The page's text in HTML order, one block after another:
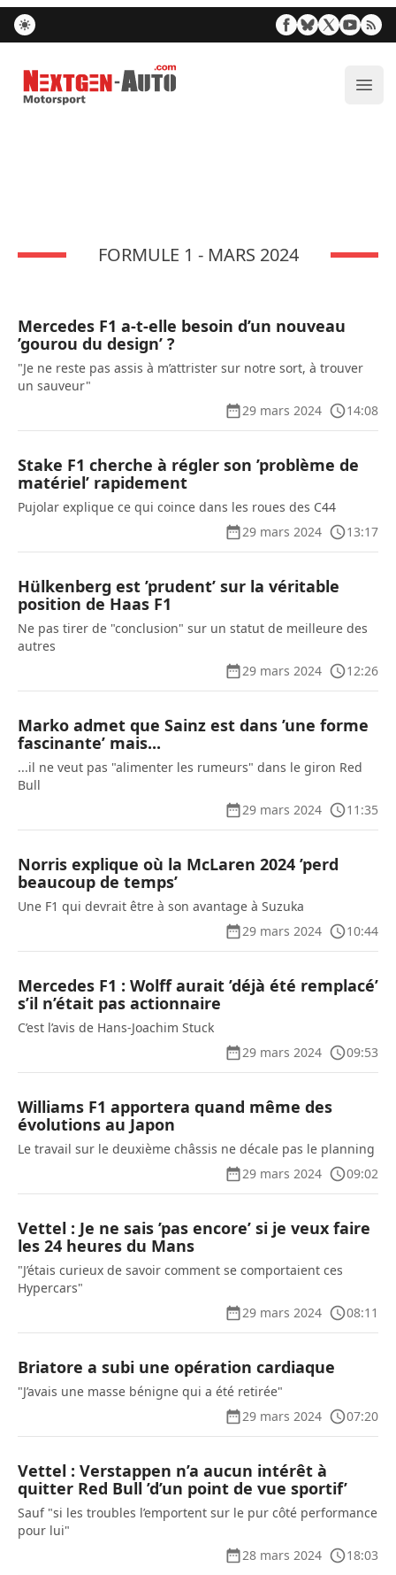
Nextgen-Auto.com
FORMULE 1 - MARS 2024
Mercedes F1 a-t-elle besoin d’un nouveau
’gourou du design’ ?
"Je ne reste pas assis à m’attrister sur notre sort, à trouver
un sauveur"
29 mars 2024
14:08
Stake F1 cherche à régler son ’problème de
matériel’ rapidement
Pujolar explique ce qui coince dans les roues des C44
29 mars 2024
13:17
Hülkenberg est ’prudent’ sur la véritable
position de Haas F1
Ne pas tirer de "conclusion" sur un statut de meilleure des
autres
29 mars 2024
12:26
Marko admet que Sainz est dans ’une forme
fascinante’ mais...
...il ne veut pas "alimenter les rumeurs" dans le giron Red
Bull
29 mars 2024
11:35
Norris explique où la McLaren 2024 ’perd
beaucoup de temps’
Une F1 qui devrait être à son avantage à Suzuka
29 mars 2024
10:44
Mercedes F1 : Wolff aurait ’déjà été remplacé’
s’il n’était pas actionnaire
C’est l’avis de Hans-Joachim Stuck
29 mars 2024
09:53
Williams F1 apportera quand même des
évolutions au Japon
Le travail sur le deuxième châssis ne décale pas le planning
29 mars 2024
09:02
Vettel : Je ne sais ’pas encore’ si je veux faire
les 24 heures du Mans
"J’étais curieux de savoir comment se comportaient ces
Hypercars"
29 mars 2024
08:11
Briatore a subi une opération cardiaque
"J’avais une masse bénigne qui a été retirée"
29 mars 2024
07:20
Vettel : Verstappen n’a aucun intérêt à
quitter Red Bull ’d’un point de vue sportif’
Sauf "si les troubles l’emportent sur le pur côté performance
pour lui"
28 mars 2024
18:03